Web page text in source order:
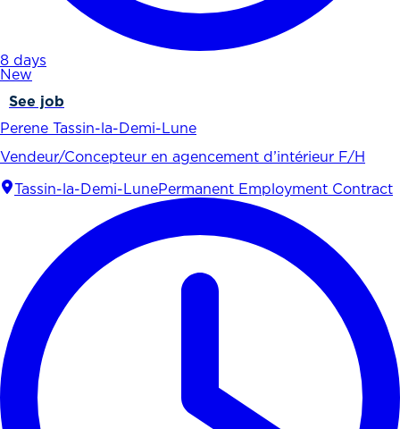
8 days
New
See job
Perene Tassin-la-Demi-Lune
Vendeur/Concepteur en agencement d’intérieur F/H
Tassin-la-Demi-LunePermanent Employment Contract